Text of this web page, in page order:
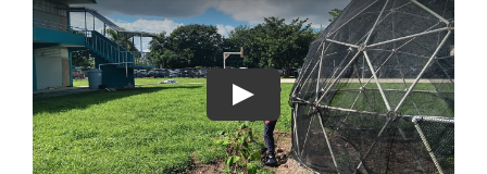
Educación e Investigación
Contacto
Dona